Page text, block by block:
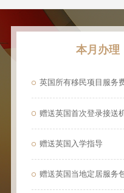
本月办理
英国所有移民项目服务
赠送英国首次登录接送
赠送英国入学指导
赠送英国当地定居服务